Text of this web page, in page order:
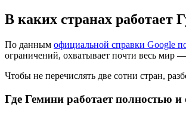
В каких странах работает
По данным официальной справки Google
ограничений, охватывает почти весь мир
Чтобы не перечислять две сотни стран,
Где Гемини работает полностью